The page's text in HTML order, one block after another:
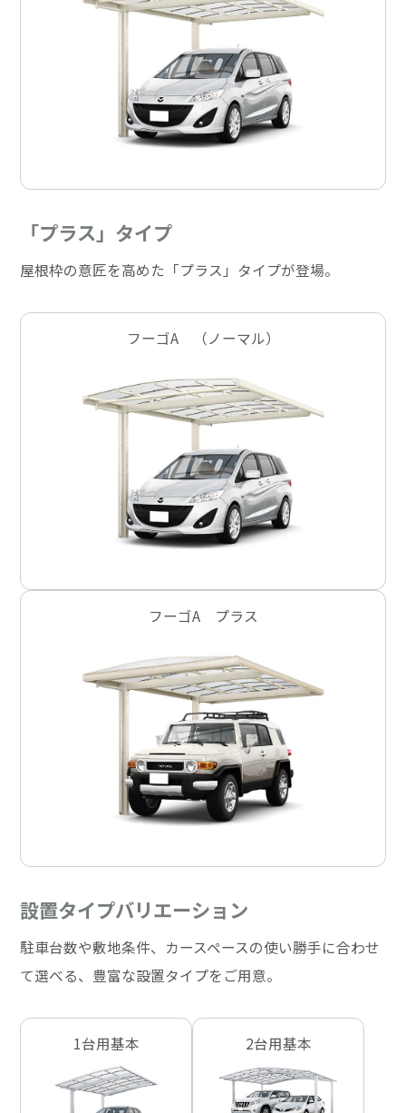
「プラス」タイプ
屋根枠の意匠を高めた「プラス」タイプが登場。
フーゴA （ノーマル）
フーゴA プラス
設置タイプバリエーション
駐車台数や敷地条件、カースペースの使い勝手に合わせ
て選べる、豊富な設置タイプをご用意。
1台用基本 2台用基本